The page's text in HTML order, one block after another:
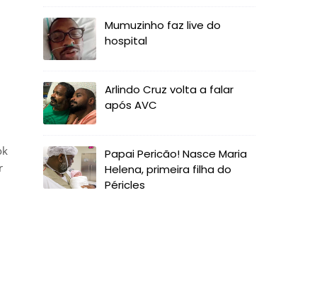
Mumuzinho faz live do
hospital
Arlindo Cruz volta a falar
após AVC
Papai Pericão! Nasce Maria
Helena, primeira filha do
Péricles